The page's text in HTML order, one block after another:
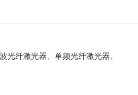
光纤激光器、单频光纤激光器、